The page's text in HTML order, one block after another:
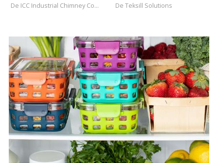
De ICC Industrial Chimney Company Inc. De Teksill Solutions